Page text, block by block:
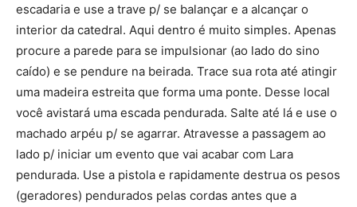
escadaria e use a trave p/ se balançar e a alcançar o
interior da catedral. Aqui dentro é muito simples. Apenas
procure a parede para se impulsionar (ao lado do sino
caído) e se pendure na beirada. Trace sua rota até atingir
uma madeira estreita que forma uma ponte. Desse local
você avistará uma escada pendurada. Salte até lá e use o
machado arpéu p/ se agarrar. Atravesse a passagem ao
lado p/ iniciar um evento que vai acabar com Lara
pendurada. Use a pistola e rapidamente destrua os pesos
(geradores) pendurados pelas cordas antes que a